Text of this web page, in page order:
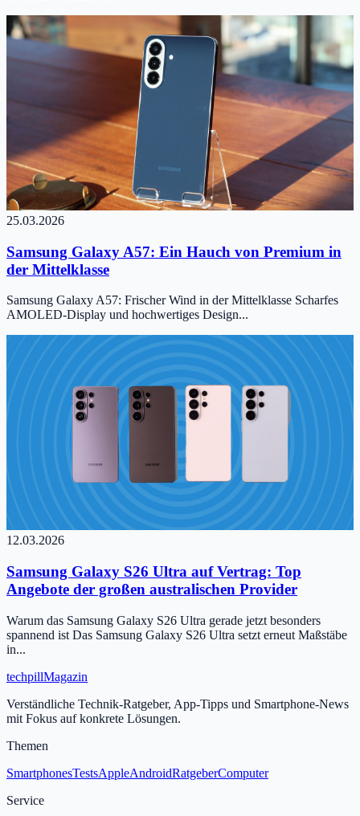
25.03.2026
Samsung Galaxy A57: Ein Hauch von Premium in
der Mittelklasse
Samsung Galaxy A57: Frischer Wind in der Mittelklasse Scharfes
AMOLED-Display und hochwertiges Design...
12.03.2026
Samsung Galaxy S26 Ultra auf Vertrag: Top
Angebote der großen australischen Provider
Warum das Samsung Galaxy S26 Ultra gerade jetzt besonders
spannend ist Das Samsung Galaxy S26 Ultra setzt erneut Maßstäbe
in...
techpillMagazin
Verständliche Technik-Ratgeber, App-Tipps und Smartphone-News
mit Fokus auf konkrete Lösungen.
Themen
SmartphonesTestsAppleAndroidRatgeberComputer
Service